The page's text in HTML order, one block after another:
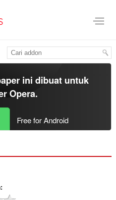
ini dibuat untuk
Opera.
Free for Android